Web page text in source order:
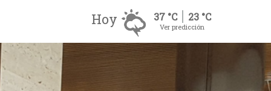
Hoy 37 °C 23 °C
Ver predicción